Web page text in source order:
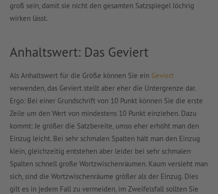
groß sein, damit sie nicht den gesamten Satzspiegel löchrig
wirken lässt.
Anhaltswert: Das Geviert
Als Anhaltswert für die Größe können Sie ein Geviert
verwenden, das Geviert stellt aber eher die Untergrenze dar.
Ergo: Bei einer Grundschrift von 10 Punkt können Sie die erste
Zeile um den Wert von mindestens 10 Punkt einziehen. Dazu
kommt: Je größer die Satzbereite, umso eher erhöht man den
Einzug leicht. Bei sehr schmalen Spalten hält man den Einzug
klein, gleichzeitig entstehen aber leider bei sehr schmalen
Spalten schnell große Wortzwischenräumen. Kaum versieht man
sich, sind die Wortzwischenräume größer als der Einzug. Dies
gilt es in jedem Fall zu vermeiden, im Zweifelsfall sollten Sie